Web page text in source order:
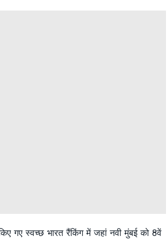
गए स्वच्छ भारत रैंकिंग में जहां नवी मुंबई को 8वें